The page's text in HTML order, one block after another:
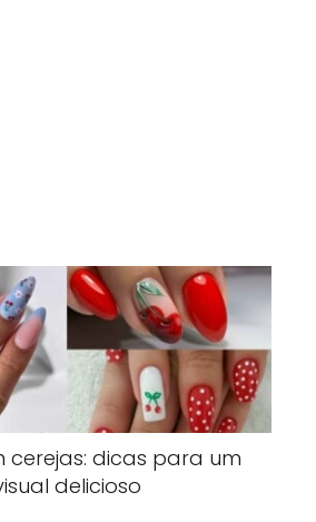
cerejas: dicas para um
delicioso